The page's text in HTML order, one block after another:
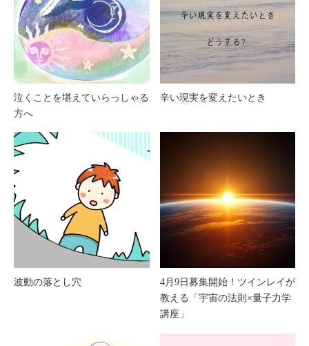
泣くことを堪えていらっしゃる
方へ
辛い現実を変えたいとき
波動の落とし穴
4月9日募集開始！ツインレイが
教える「宇宙の法則×量子力学
講座」